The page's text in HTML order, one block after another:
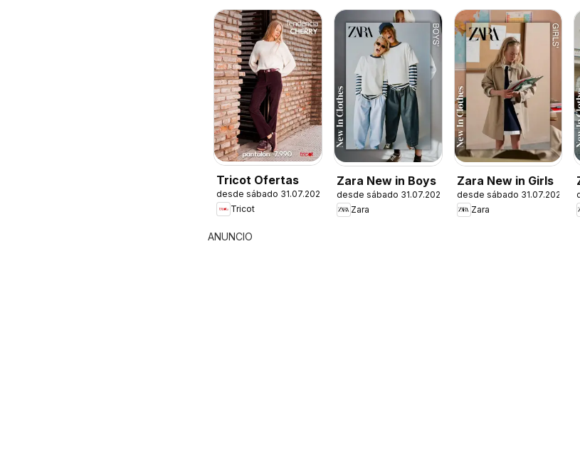
Tricot Ofertas
desde sábado 31.07.2026
Tricot
Zara New in Boys
desde sábado 31.07.2026
Zara
Zara New in Girls
desde sábado 31.07.2026
Zara
ANUNCIO